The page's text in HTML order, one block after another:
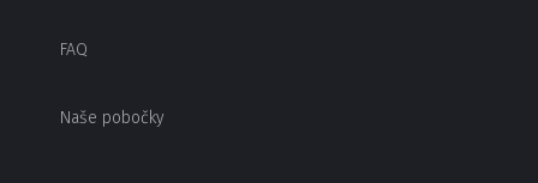
FAQ
Naše pobočky